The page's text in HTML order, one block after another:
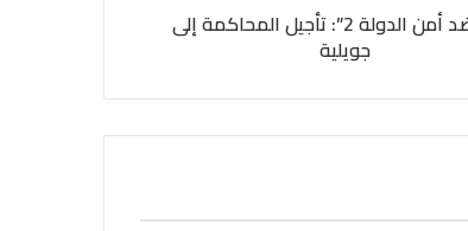
التامر ضد أمن الدولة 2”: تأجيل المحاكمة إلى
جويلية